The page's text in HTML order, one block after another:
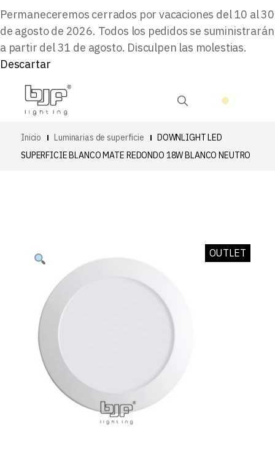
Permaneceremos cerrados por vacaciones del 10 al 30
de agosto de 2026. Todos los pedidos se suministrarán
a partir del 31 de agosto. Disculpen las molestias.
Descartar
Inicio Luminarias de superficie
DOWNLIGHT LED
SUPERFICIE BLANCO MATE REDONDO 18W BLANCO NEUTRO
OUTLET